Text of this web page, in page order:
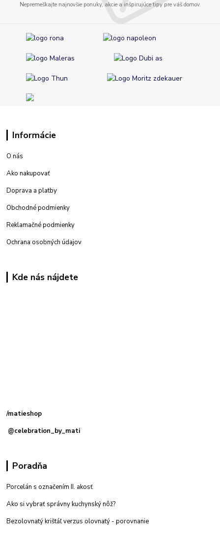
Nepremeškajte najnovšie ponuky, akcie a inšpirujúce tipy pre váš domov.
Informácie
O nás
Ako nakupovať
Doprava a platby
Obchodné podmienky
Reklamačné podmienky
Ochrana osobných údajov
Kde nás nájdete
/matieshop
@celebration_by_mati
Poradňa
Porcelán s označením II. akosť
Ako si vybrať správny kuchynský nôž?
Bezolovnatý krištáľ verzus olovnatý - porovnanie